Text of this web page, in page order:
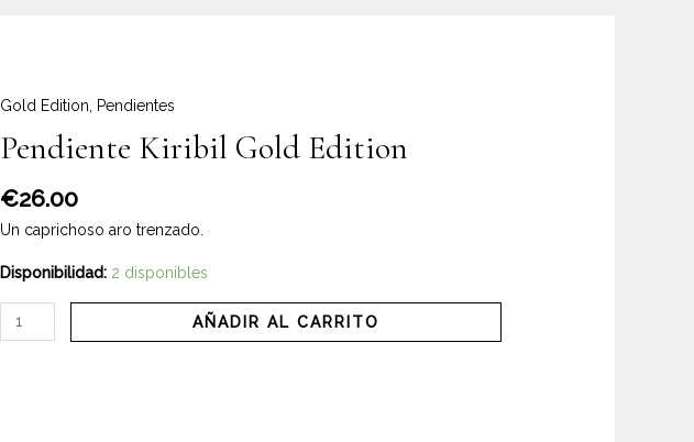
Gold Edition Pendientes
Pendiente Kiribil Gold Edition
€26.00
Un caprichoso aro trenzado.
Disponibilidad: 2 disponibles
AÑADIR AL CARRITO